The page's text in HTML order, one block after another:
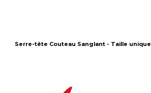
Serre-tête Couteau Sanglant - Taille unique